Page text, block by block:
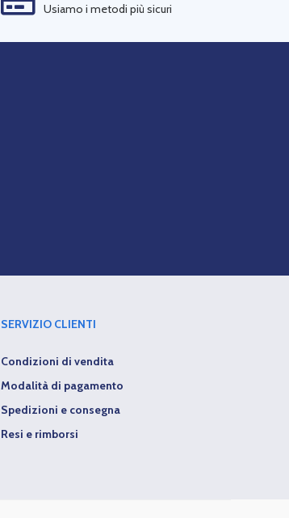
Usiamo i metodi più sicuri
SERVIZIO CLIENTI
Condizioni di vendita
Modalità di pagamento
Spedizioni e consegna
Resi e rimborsi